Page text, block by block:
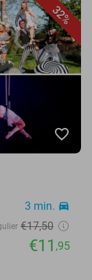
32%
favorite_border
3 min. directions_car
€17,50
€11 ,95